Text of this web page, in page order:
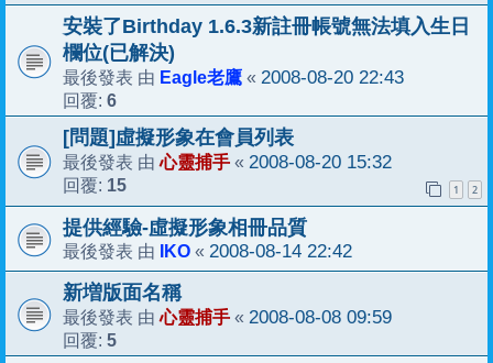
安裝了Birthday 1.6.3新註冊帳號無法填入生日
欄位(已解決)
最後發表 由 Eagle老鷹 « 2008-08-20 22:43
回覆: 6
[問題]虛擬形象在會員列表
最後發表 由心靈捕手 « 2008-08-20 15:32
回覆: 15 1 2
提供經驗-虛擬形象相冊品質
最後發表 由 IKO « 2008-08-14 22:42
新増版面名稱
最後發表 由心靈捕手 « 2008-08-08 09:59
回覆: 5